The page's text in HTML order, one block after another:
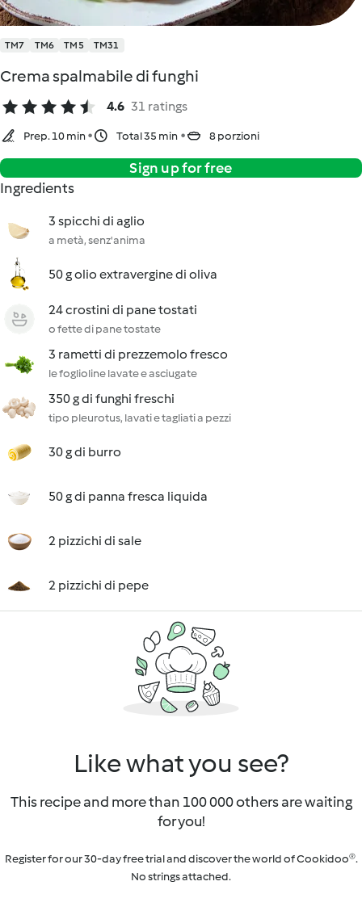
TM7 TM6 TM5 TM31
Crema spalmabile di funghi
4.6 31 ratings
Prep. 10 min Total 35 min 8 porzioni
Sign up for free
Ingredients
3 spicchi di aglio
a metà, senz'anima
50 g olio extravergine di oliva
24 crostini di pane tostati
o fette di pane tostate
3 rametti di prezzemolo fresco
le foglioline lavate e asciugate
350 g di funghi freschi
tipo pleurotus, lavati e tagliati a pezzi
30 g di burro
50 g di panna fresca liquida
2 pizzichi di sale
2 pizzichi di pepe
Like what you see?
This recipe and more than 100 000 others are waiting
for you!
Register for our 30-day free trial and discover the world of Cookidoo®.
No strings attached.